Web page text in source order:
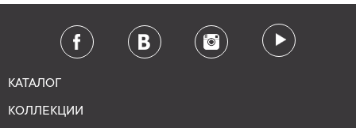
КАТАЛОГ
КОЛЛЕКЦИИ